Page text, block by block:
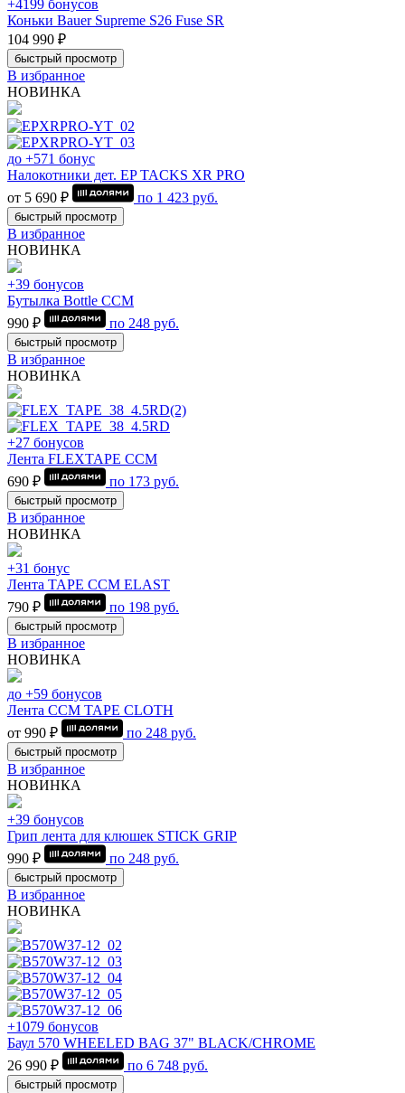
+4199 бонусов
Коньки Bauer Supreme S26 Fuse SR
104 990 ₽
быстрый просмотр
В избранное
НОВИНКА
до +571 бонус
Налокотники дет. EP TACKS XR PRO
от 5 690 ₽
по 1 423 руб.
быстрый просмотр
В избранное
НОВИНКА
+39 бонусов
Бутылка Bottle CCM
990 ₽
по 248 руб.
быстрый просмотр
В избранное
НОВИНКА
+27 бонусов
Лента FLEXTAPE CCM
690 ₽
по 173 руб.
быстрый просмотр
В избранное
НОВИНКА
+31 бонус
Лента TAPE CCM ELAST
790 ₽
по 198 руб.
быстрый просмотр
В избранное
НОВИНКА
до +59 бонусов
Лента CCM TAPE CLOTH
от 990 ₽
по 248 руб.
быстрый просмотр
В избранное
НОВИНКА
+39 бонусов
Грип лента для клюшек STICK GRIP
990 ₽
по 248 руб.
быстрый просмотр
В избранное
НОВИНКА
+1079 бонусов
Баул 570 WHEELED BAG 37" BLACK/CHROME
26 990 ₽
по 6 748 руб.
быстрый просмотр